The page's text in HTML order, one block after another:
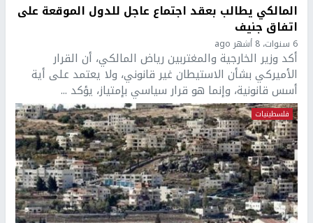
المالكي يطالب بعقد اجتماع عاجل للدول الموقعة على
اتفاق جنيف
6 سنوات، 8 أشهر ago
أكد وزير الخارجية والمغتربين رياض المالكي، أن القرار
الأميركي بشأن الاستيطان غير قانوني، ولا يعتمد على أية
أسس قانونية، وإنما هو قرار سياسي بإمتياز، يؤكد ...
فلسطينيات